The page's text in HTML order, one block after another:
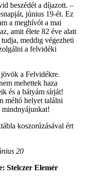
beszédét a díjazott. –
június 19-ét. Ez
a meghívót a mai
amit élete 82 éve alatt
meddig végezheti
a felvidéki
a Felvidékre.
mehettek haza
és a bátyám sírját!
méltó helyet találni
mindnyájunkat!
koszorúzásával ért
20
Stelczer Elemér